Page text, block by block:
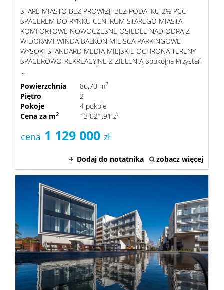
STARE MIASTO BEZ PROWIZJI BEZ PODATKU 2% PCC
SPACEREM DO RYNKU CENTRUM STAREGO MIASTA
KOMFORTOWE NOWOCZESNE OSIEDLE NAD ODRĄ Z
WIDOKAMI WINDA BALKON MIEJSCA PARKINGOWE
WYSOKI STANDARD MEDIA MIEJSKIE OCHRONA TERENY
SPACEROWO-REKREACYJNE Z ZIELENIĄ Spokojna Przystań
...
Powierzchnia
86,70 m2
Piętro
2
Pokoje
4 pokoje
Cena za m2 13 021,91 zł
cena 1 129 000 zł
Dodaj do notatnika zobacz więcej